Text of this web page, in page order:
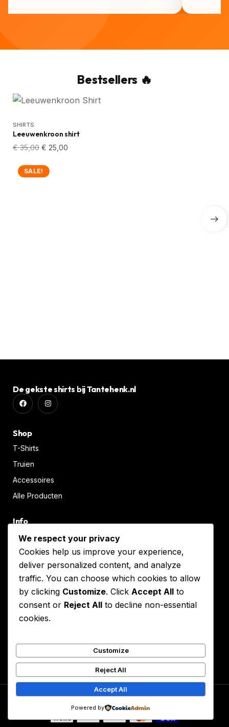
Bestsellers 🔥
SALE!
SHIRTS
Leeuwenkroon shirt
€35,00 € 25,00
De gekste shirts bij Tantehenk.nl
Shop
T-Shirts
Truien
Accessoires
Alle Producten
Info
Over Ons
Retourneren
Hastelweg 232, Eindhoven
Service
Privacy beleid
Contact
© 2026 Tante Henk. Alle rechten voorbehouden.
We respect your privacy
Cookies help us improve your experience,
deliver personalized content, and analyze
traffic. You can choose which cookies to allow
by clicking Customize. Click Accept All to
consent or Reject All to decline non-essential
cookies.
Customize
Reject All
Accept All
Powered by